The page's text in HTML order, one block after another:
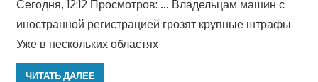
Сегодня, 12:12 Просмотров: … Владельцам машин с
иностранной регистрацией грозят крупные штрафы
Уже в нескольких областях
ЧИТАТЬ ДАЛЕЕ